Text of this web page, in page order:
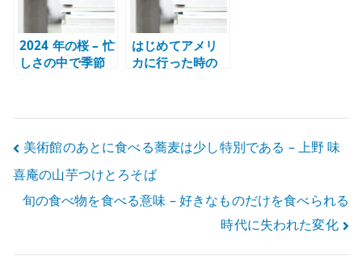
2024 年の桜 – 忙
しさの中で季節
はじめてアメリ
カに行った時の
投
稿
ナ
ビ
美術館のあとに食べる蕎麦は少し特別である – 上野 味
喜庵の山芋つけとろそば
旬の食べ物を食べる意味 – 好きなものだけを食べられる
時代に失われた変化